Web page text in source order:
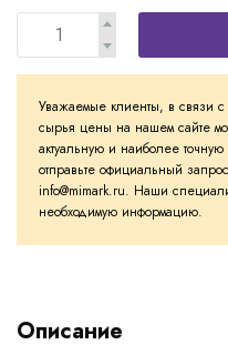
Уважаемые клиенты, в связи
сырья цены на нашем сайте
актуальную и наиболее
отправьте официальный
info@mimark.ru. Наши
необходимую информацию.
Описание